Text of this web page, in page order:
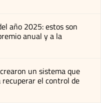
año 2025: estos son
anual y a la
un sistema que
recuperar el control de